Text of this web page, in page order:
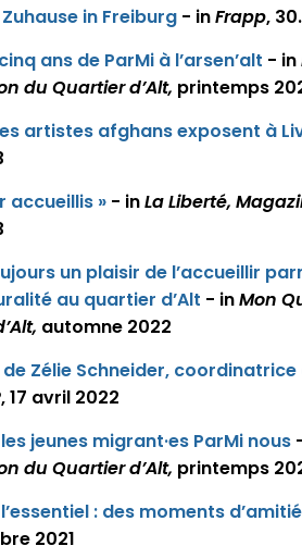
Zuhause in Freiburg - inFrapp,
ans de ParMi à l’arsen’alt - in
du Quartier d’Alt, printemps
artistes afghans exposent à
accueillis » - inLa Liberté,
un plaisir de l’accueillir
au quartier d’Alt - inMon
automne 2022
Zélie Schneider, coordinatrice
, 17 avril 2022
jeunes migrant·es ParMi nous
du Quartier d’Alt, printemps
: des moments d’amitié
2021